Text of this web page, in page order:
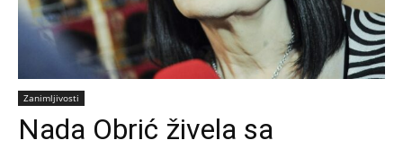
Zanimljivosti
Nada Obrić živela sa